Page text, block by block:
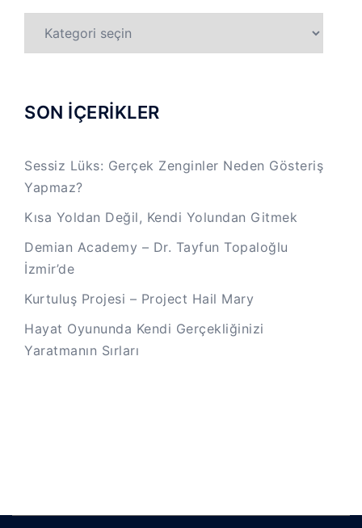
KATEGORİLER
SON İÇERİKLER
Sessiz Lüks: Gerçek Zenginler Neden Gösteriş
Yapmaz?
Kısa Yoldan Değil, Kendi Yolundan Gitmek
Demian Academy – Dr. Tayfun Topaloğlu
İzmir’de
Kurtuluş Projesi – Project Hail Mary
Hayat Oyununda Kendi Gerçekliğinizi
Yaratmanın Sırları